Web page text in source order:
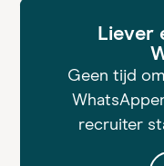
Liever
Geen tijd
recruiter